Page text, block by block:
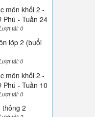
môn khối 2 -
Phú - Tuần 24
tải: 0
lớp 2 (buổi
tải: 0
môn khối 2 -
Phú - Tuần 10
tải: 0
thông 2